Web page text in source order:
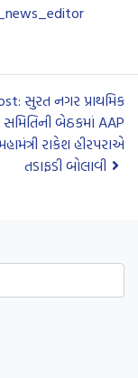
સુરત નગર પ્રાથમિક
બેઠકમાં AAP
રાકેશ હીરપરાએ
તડાફડી બોલાવી